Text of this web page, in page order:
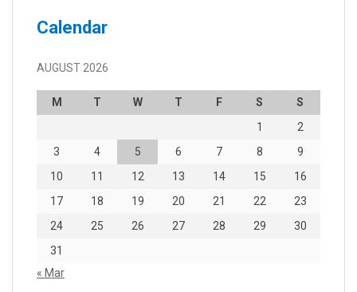
Calendar
AUGUST 2026
M T W T F S
S
1
2
3
4 5 6 7 8
9
10
11 12 13 14 15
16
17
18 19 20 21 22
23
24
25 26 27 28 29
30
31
« Mar